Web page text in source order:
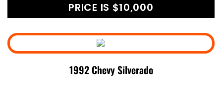
PRICE IS $10,000
1992 Chevy Silverado